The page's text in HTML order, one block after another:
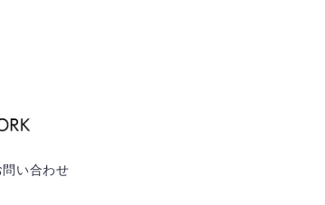
問い合わせ